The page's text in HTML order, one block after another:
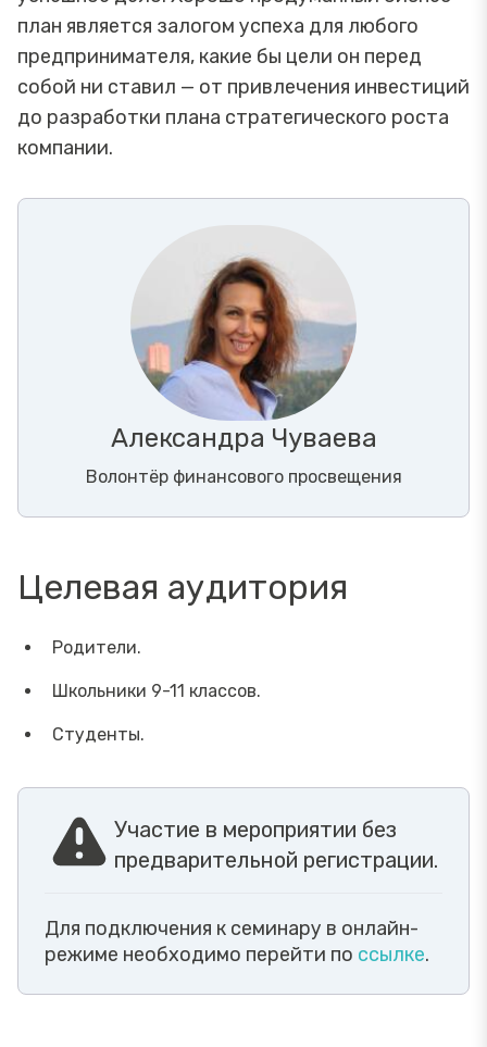
план является залогом успеха для любого
предпринимателя, какие бы цели он перед
собой ни ставил — от привлечения инвестиций
до разработки плана стратегического роста
компании.
Александра Чуваева
Волонтёр финансового просвещения
Целевая аудитория
Родители.
Школьники 9-11 классов.
Студенты.
Участие в мероприятии без
предварительной регистрации.
Для подключения к семинару в онлайн-
режиме необходимо перейти по ссылке.